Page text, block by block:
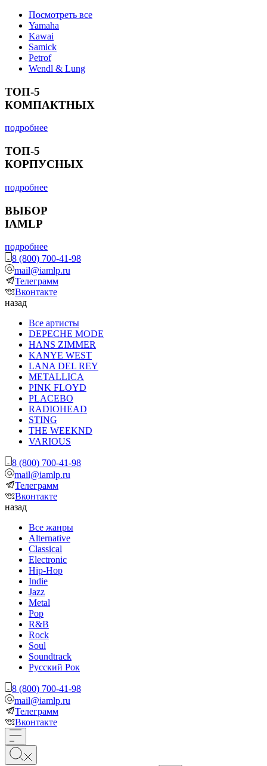
Посмотреть все
Yamaha
Kawai
Samick
Petrof
Wendl & Lung
ТОП-5
КОМПАКТНЫХ
подробнее
ТОП-5
КОРПУСНЫХ
подробнее
ВЫБОР
IAMLP
подробнее
8 (800) 700-41-98
mail@iamlp.ru
Телеграмм
Вконтакте
назад
Все артисты
DEPECHE MODE
HANS ZIMMER
KANYE WEST
LANA DEL REY
METALLICA
PINK FLOYD
PLACEBO
RADIOHEAD
STING
THE WEEKND
VARIOUS
8 (800) 700-41-98
mail@iamlp.ru
Телеграмм
Вконтакте
назад
Все жанры
Alternative
Classical
Electronic
Hip-Hop
Indie
Jazz
Metal
Pop
R&B
Rock
Soul
Soundtrack
Русский Рок
8 (800) 700-41-98
mail@iamlp.ru
Телеграмм
Вконтакте